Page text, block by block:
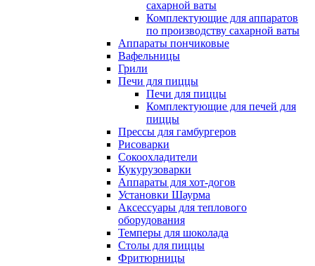
сахарной ваты
Комплектующие для аппаратов
по производству сахарной ваты
Аппараты пончиковые
Вафельницы
Грили
Печи для пиццы
Печи для пиццы
Комплектующие для печей для
пиццы
Прессы для гамбургеров
Рисоварки
Сокоохладители
Кукурузоварки
Аппараты для хот-догов
Установки Шаурма
Аксессуары для теплового
оборудования
Темперы для шоколада
Столы для пиццы
Фритюрницы